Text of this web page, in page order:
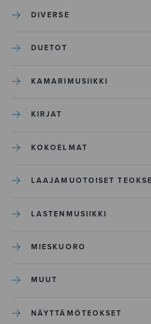
DIVERSE
DUETOT
KAMARIMUSIIKKI
KIRJAT
KOKOELMAT
LAAJAMUOTOISET
LASTENMUSIIKKI
MIESKUORO
MUUT
NÄYTTÄMÖTEOKSET